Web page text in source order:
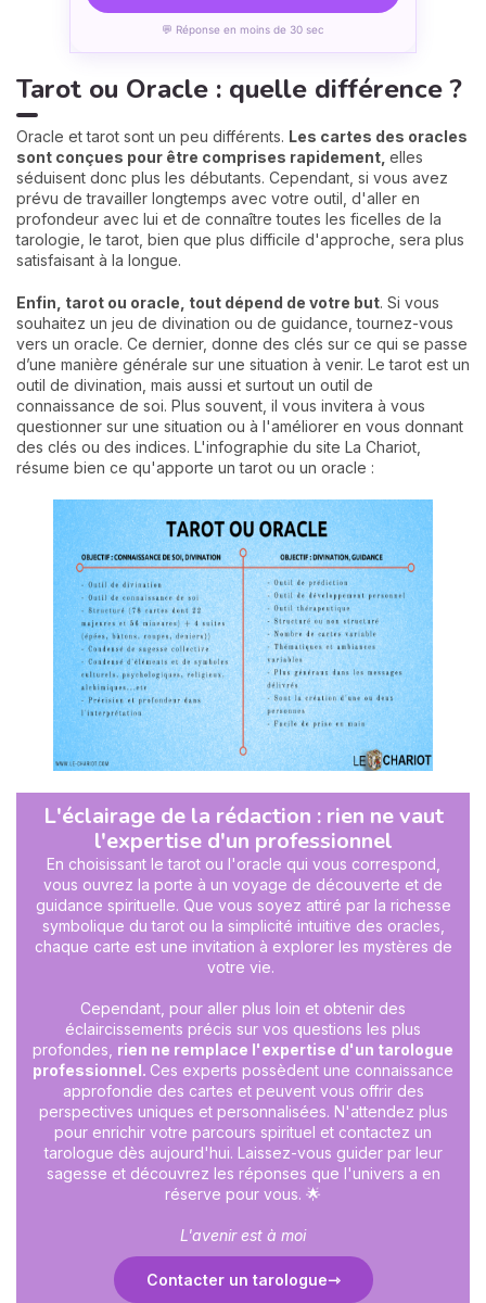
💬 Réponse en moins de 30 sec
Tarot ou Oracle : quelle différence ?
Oracle et tarot sont un peu différents. Les cartes des oracles
sont conçues pour être comprises rapidement, elles
séduisent donc plus les débutants. Cependant, si vous avez
prévu de travailler longtemps avec votre outil, d'aller en
profondeur avec lui et de connaître toutes les ficelles de la
tarologie, le tarot, bien que plus difficile d'approche, sera plus
satisfaisant à la longue.
Enfin, tarot ou oracle, tout dépend de votre but. Si vous
souhaitez un jeu de divination ou de guidance, tournez-vous
vers un oracle. Ce dernier, donne des clés sur ce qui se passe
d’une manière générale sur une situation à venir. Le tarot est un
outil de divination, mais aussi et surtout un outil de
connaissance de soi. Plus souvent, il vous invitera à vous
questionner sur une situation ou à l'améliorer en vous donnant
des clés ou des indices. L'infographie du site La Chariot,
résume bien ce qu'apporte un tarot ou un oracle :
L'éclairage de la rédaction : rien ne vaut
l'expertise d'un professionnel
En choisissant le tarot ou l'oracle qui vous correspond,
vous ouvrez la porte à un voyage de découverte et de
guidance spirituelle. Que vous soyez attiré par la richesse
symbolique du tarot ou la simplicité intuitive des oracles,
chaque carte est une invitation à explorer les mystères de
votre vie.
Cependant, pour aller plus loin et obtenir des
éclaircissements précis sur vos questions les plus
profondes, rien ne remplace l'expertise d'un tarologue
professionnel. Ces experts possèdent une connaissance
approfondie des cartes et peuvent vous offrir des
perspectives uniques et personnalisées. N'attendez plus
pour enrichir votre parcours spirituel et contactez un
tarologue dès aujourd'hui. Laissez-vous guider par leur
sagesse et découvrez les réponses que l'univers a en
réserve pour vous. 🌟
L'avenir est à moi
Contacter un tarologue